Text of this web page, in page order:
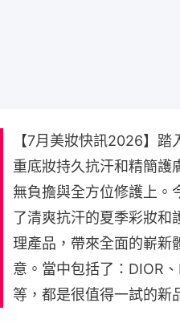
【7月美妝快訊2026】
重底妝持久抗汗和精簡護
無負擔與全方位修護上。
了清爽抗汗的夏季彩妝和
理產品，帶來全面的嶄新
意。當中包括了：DIOR
等，都是很值得一試的新